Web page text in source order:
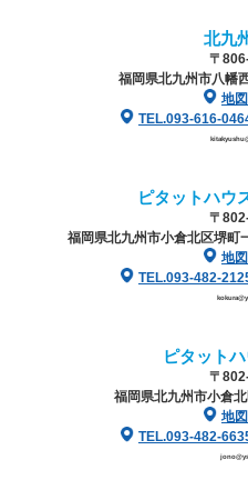
北九
〒
福岡県北九州市八幡
地
TEL.093-616-
ピタットハウ
〒
福岡県北九州市小倉北区堺町
地
TEL.093-482-
ピタット
〒
福岡県北九州市小倉
地
TEL.093-482-